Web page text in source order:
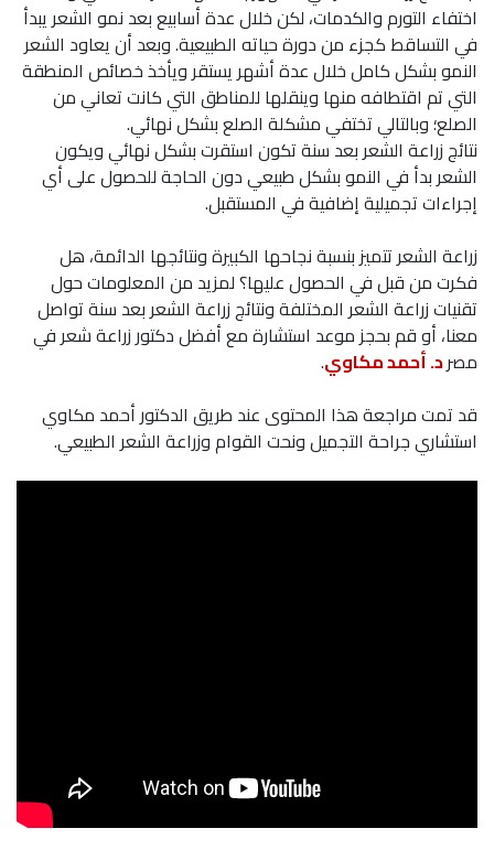
اختفاء التورم والكدمات، لكن خلال عدة أسابيع بعد نمو الشعر يبدأ
في التساقط كجزء من دورة حياته الطبيعية. وبعد أن يعاود الشعر
النمو بشكل كامل خلال عدة أشهر يستقر ويأخذ خصائص المنطقة
التي تم اقتطافه منها وينقلها للمناطق التي كانت تعاني من
الصلع؛ وبالتالي تختفي مشكلة الصلع بشكل نهائي.
نتائج زراعة الشعر بعد سنة تكون استقرت بشكل نهائي ويكون
الشعر بدأ في النمو بشكل طبيعي دون الحاجة للحصول على أي
إجراءات تجميلية إضافية في المستقبل.
زراعة الشعر تتميز بنسبة نجاحها الكبيرة ونتائجها الدائمة، هل
فكرت من قبل في الحصول عليها؟ لمزيد من المعلومات حول
تقنيات زراعة الشعر المختلفة ونتائج زراعة الشعر بعد سنة تواصل
معنا، أو قم بحجز موعد استشارة مع أفضل دكتور زراعة شعر في
مصرد. أحمد مكاوي.
قد تمت مراجعة هذا المحتوى عند طريق الدكتور أحمد مكاوي
استشاري جراحة التجميل ونحت القوام وزراعة الشعر الطبيعي.